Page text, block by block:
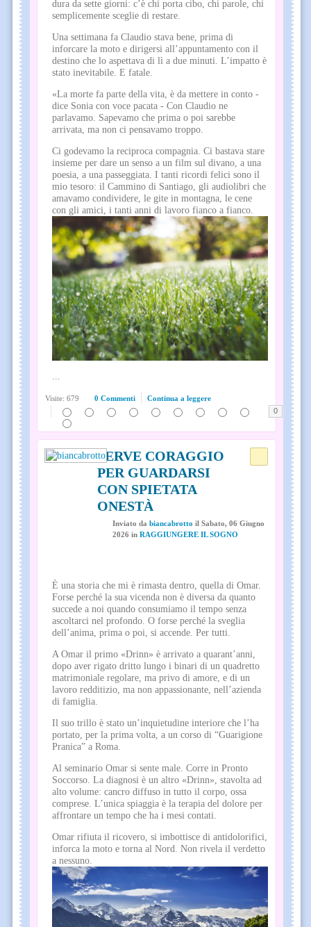
dura da sette giorni: c’è chi porta cibo, chi parole, chi
semplicemente sceglie di restare.
Una settimana fa Claudio stava bene, prima di
inforcare la moto e dirigersi all’appuntamento con il
destino che lo aspettava di lì a due minuti. L’impatto è
stato inevitabile. E fatale.
«La morte fa parte della vita, è da mettere in conto -
dice Sonia con voce pacata - Con Claudio ne
parlavamo. Sapevamo che prima o poi sarebbe
arrivata, ma non ci pensavamo troppo.
Ci godevamo la reciproca compagnia. Ci bastava stare
insieme per dare un senso a un film sul divano, a una
poesia, a una passeggiata. I tanti ricordi felici sono il
mio tesoro: il Cammino di Santiago, gli audiolibri che
amavamo condividere, le gite in montagna, le cene
con gli amici, i tanti anni di lavoro fianco a fianco.
0 Commenti Continua a leggere
Visite: 679
0
SERVE CORAGGIO
PER GUARDARSI
CON SPIETATA
ONESTÀ
Inviato da biancabrotto il Sabato, 06 Giugno
2026 in RAGGIUNGERE IL SOGNO
È una storia che mi è rimasta dentro, quella di Omar.
Forse perché la sua vicenda non è diversa da quanto
succede a noi quando consumiamo il tempo senza
ascoltarci nel profondo. O forse perché la sveglia
dell’anima, prima o poi, si accende. Per tutti.
A Omar il primo «Drinn» è arrivato a quarant’anni,
dopo aver rigato dritto lungo i binari di un quadretto
matrimoniale regolare, ma privo di amore, e di un
lavoro redditizio, ma non appassionante, nell’azienda
di famiglia.
Il suo trillo è stato un’inquietudine interiore che l’ha
portato, per la prima volta, a un corso di “Guarigione
Pranica” a Roma.
Al seminario Omar si sente male. Corre in Pronto
Soccorso. La diagnosi è un altro «Drinn», stavolta ad
alto volume: cancro diffuso in tutto il corpo, ossa
comprese. L’unica spiaggia è la terapia del dolore per
affrontare un tempo che ha i mesi contati.
Omar rifiuta il ricovero, si imbottisce di antidolorifici,
inforca la moto e torna al Nord. Non rivela il verdetto
a nessuno.